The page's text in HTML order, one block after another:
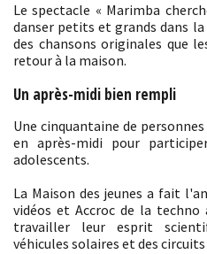
Le spectacle « Marimba
danser petits et grands dans
des chansons originales que
retour à la maison.
Un après-midi bien rempli
Une cinquantaine de
en après-midi pour
adolescents.
La Maison des jeunes a fait
vidéos et Accroc de la techno
travailler leur esprit
véhicules solaires et des